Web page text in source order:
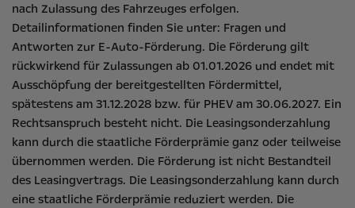
nach Zulassung des Fahrzeuges erfolgen.
Detailinformationen finden Sie unter: Fragen und
Antworten zur E-Auto-Förderung. Die Förderung gilt
rückwirkend für Zulassungen ab 01.01.2026 und endet mit
Ausschöpfung der bereitgestellten Fördermittel,
spätestens am 31.12.2028 bzw. für PHEV am 30.06.2027. Ein
Rechtsanspruch besteht nicht​. Die Leasingsonderzahlung
kann durch die staatliche Förderprämie ganz oder teilweise
übernommen werden. Die Förderung ist nicht Bestandteil
des Leasingvertrags. Die Leasingsonderzahlung kann durch
eine staatliche Förderprämie reduziert werden. Die